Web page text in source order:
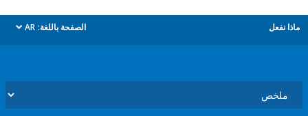
الصفحة باللغة: AR
dropdown